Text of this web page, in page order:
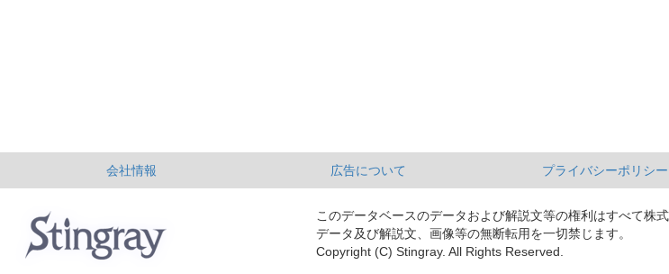
会社情報 広告について プライバシーポリシー
このデータベースのデータおよび解説文等の権利はすべて株
データ及び解説文、画像等の無断転用を一切禁じます。
Copyright (C) Stingray. All Rights Reserved.